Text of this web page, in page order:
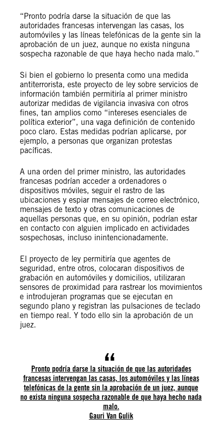
“Pronto podría darse la situación de que las
autoridades francesas intervengan las casas, los
automóviles y las líneas telefónicas de la gente sin la
aprobación de un juez, aunque no exista ninguna
sospecha razonable de que haya hecho nada malo.”
Si bien el gobierno lo presenta como una medida
antiterrorista, este proyecto de ley sobre servicios de
información también permitiría al primer ministro
autorizar medidas de vigilancia invasiva con otros
fines, tan amplios como “intereses esenciales de
política exterior”, una vaga definición de contenido
poco claro. Estas medidas podrían aplicarse, por
ejemplo, a personas que organizan protestas
pacíficas.
A una orden del primer ministro, las autoridades
francesas podrían acceder a ordenadores o
dispositivos móviles, seguir el rastro de las
ubicaciones y espiar mensajes de correo electrónico,
mensajes de texto y otras comunicaciones de
aquellas personas que, en su opinión, podrían estar
en contacto con alguien implicado en actividades
sospechosas, incluso inintencionadamente.
El proyecto de ley permitiría que agentes de
seguridad, entre otros, colocaran dispositivos de
grabación en automóviles y domicilios, utilizaran
sensores de proximidad para rastrear los movimientos
e introdujeran programas que se ejecutan en
segundo plano y registran las pulsaciones de teclado
en tiempo real. Y todo ello sin la aprobación de un
juez.
Pronto podría darse la situación de que las autoridades
francesas intervengan las casas, los automóviles y las líneas
telefónicas de la gente sin la aprobación de un juez, aunque
no exista ninguna sospecha razonable de que haya hecho nada
malo.
Gauri Van Gulik